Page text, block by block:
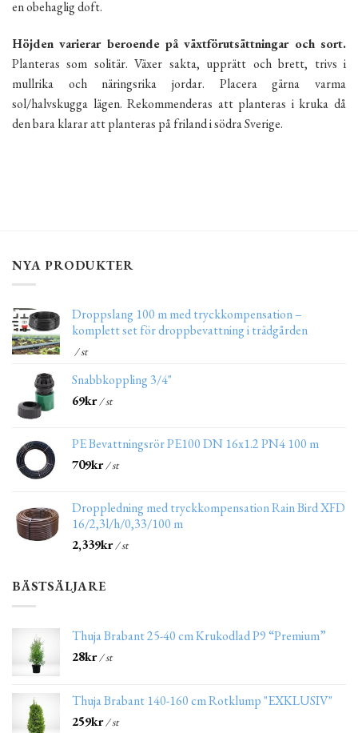
en obehaglig doft.
Höjden varierar beroende på växtförutsättningar och sort.
Planteras som solitär. Växer sakta, upprätt och brett, trivs i
mullrika och näringsrika jordar. Placera gärna varma
sol/halvskugga lägen. Rekommenderas att planteras i kruka då
den bara klarar att planteras på friland i södra Sverige.
NYA PRODUKTER
Droppslang 100 m med tryckkompensation –
komplett set för droppbevattning i trädgården
/ st
Snabbkoppling 3/4"
69kr/ st
PE Bevattningsrör PE100 DN 16x1.2 PN4 100 m
709kr/ st
Droppledning med tryckkompensation Rain Bird XFD
16/2,3l/h/0,33/100 m
2,339kr/ st
BÄSTSÄLJARE
Thuja Brabant 25-40 cm Krukodlad P9 “Premium”
28kr/ st
Thuja Brabant 140-160 cm Rotklump "EXKLUSIV"
259kr/ st